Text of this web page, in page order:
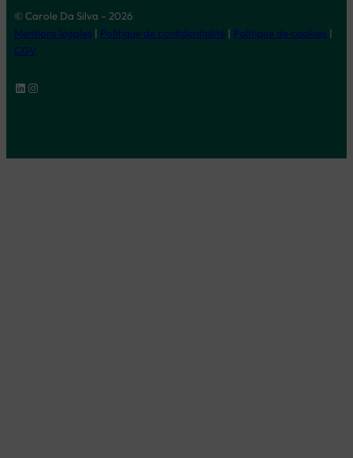
© Carole Da Silva – 2026
Mentions légales | Politique de confidentialité | Politique de cookies |
CGV
LinkedIn Instagram